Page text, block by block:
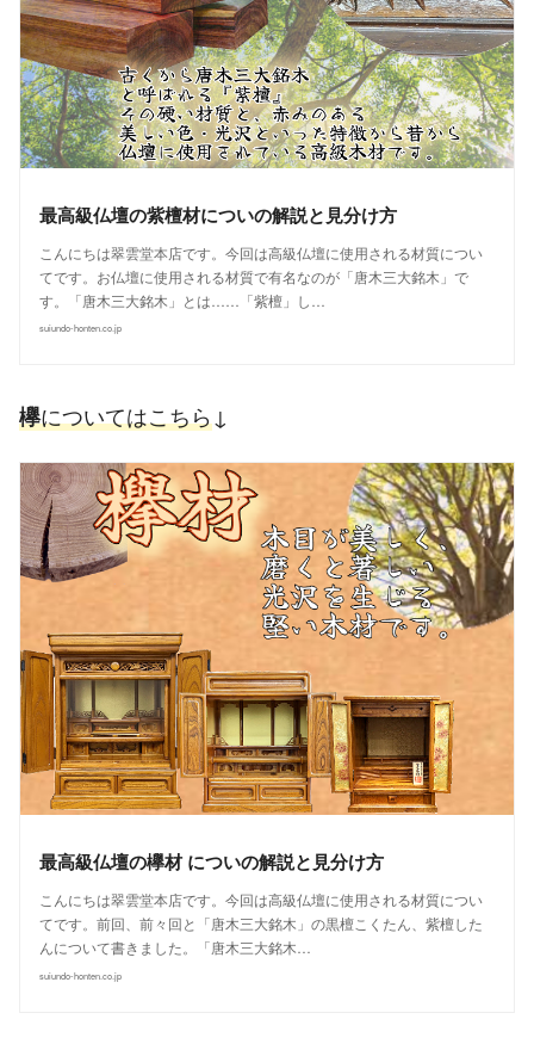
最高級仏壇の紫檀材についの解説と見分け方
こんにちは翠雲堂本店です。今回は高級仏壇に使用される材質につい
てです。お仏壇に使用される材質で有名なのが「唐木三大銘木」で
す。「唐木三大銘木」とは……「紫檀」し…
suiundo-honten.co.jp
欅についてはこちら ↓
最高級仏壇の欅材 についの解説と見分け方
こんにちは翠雲堂本店です。今回は高級仏壇に使用される材質につい
てです。前回、前々回と「唐木三大銘木」の黒檀こくたん、紫檀した
んについて書きました。「唐木三大銘木…
suiundo-honten.co.jp